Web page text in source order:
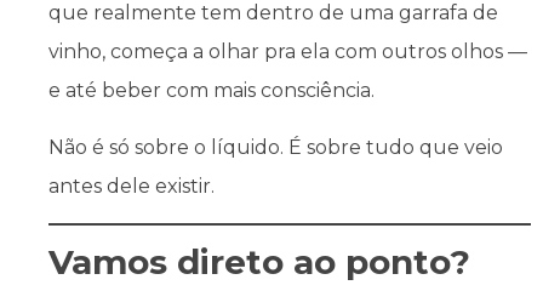
que realmente tem dentro de uma garrafa de
vinho, começa a olhar pra ela com outros olhos —
e até beber com mais consciência.
Não é só sobre o líquido. É sobre tudo que veio
antes dele existir.
Vamos direto ao ponto?